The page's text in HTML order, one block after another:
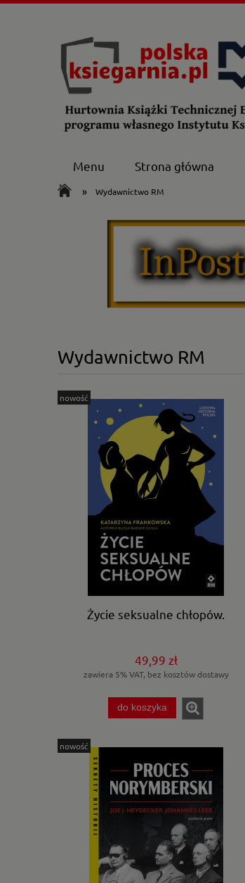
Menu Strona główna
» Wydawnictwo RM
Wydawnictwo RM
Życie seksualne chłopów.
49,99 zł
zawiera 5% VAT, bez kosztów dostawy
do koszyka
nowość
nowość